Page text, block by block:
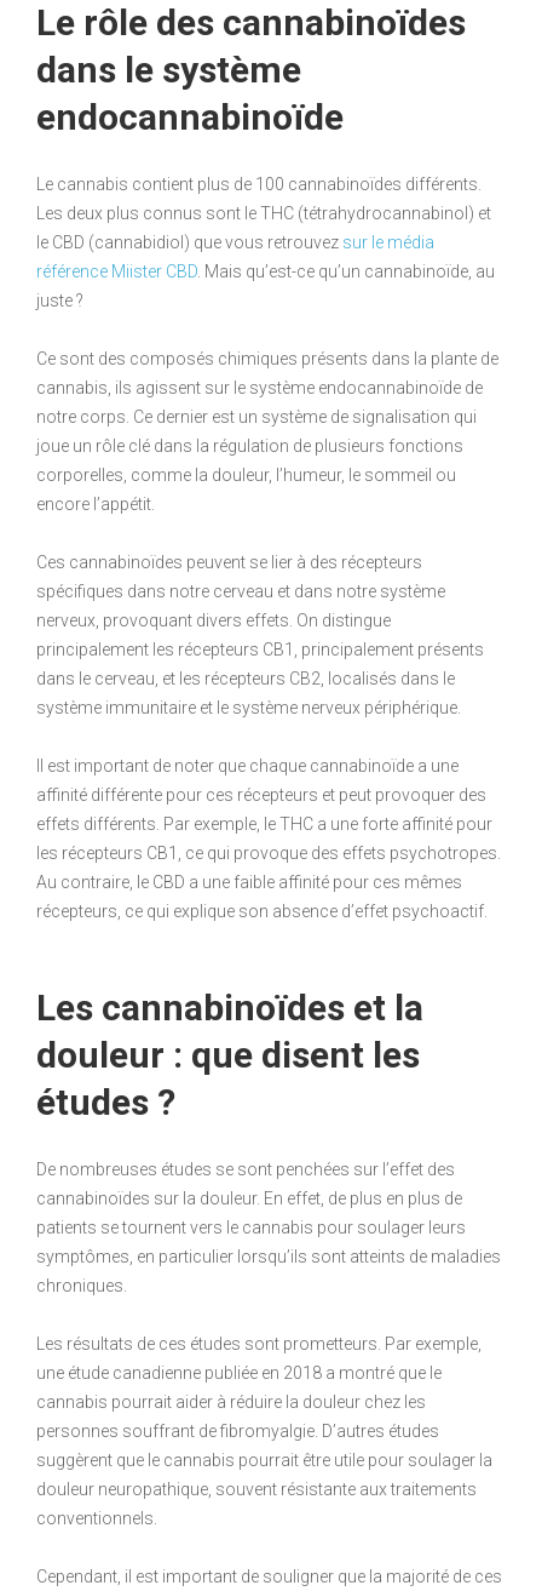
Le rôle des cannabinoïdes
dans le système
endocannabinoïde
Le cannabis contient plus de 100 cannabinoïdes différents.
Les deux plus connus sont le THC (tétrahydrocannabinol) et
le CBD (cannabidiol) que vous retrouvez sur le média
référence Miister CBD. Mais qu’est-ce qu’un cannabinoïde, au
juste ?
Ce sont des composés chimiques présents dans la plante de
cannabis, ils agissent sur le système endocannabinoïde de
notre corps. Ce dernier est un système de signalisation qui
joue un rôle clé dans la régulation de plusieurs fonctions
corporelles, comme la douleur, l’humeur, le sommeil ou
encore l’appétit.
Ces cannabinoïdes peuvent se lier à des récepteurs
spécifiques dans notre cerveau et dans notre système
nerveux, provoquant divers effets. On distingue
principalement les récepteurs CB1, principalement présents
dans le cerveau, et les récepteurs CB2, localisés dans le
système immunitaire et le système nerveux périphérique.
Il est important de noter que chaque cannabinoïde a une
affinité différente pour ces récepteurs et peut provoquer des
effets différents. Par exemple, le THC a une forte affinité pour
les récepteurs CB1, ce qui provoque des effets psychotropes.
Au contraire, le CBD a une faible affinité pour ces mêmes
récepteurs, ce qui explique son absence d’effet psychoactif.
Les cannabinoïdes et la
douleur : que disent les
études ?
De nombreuses études se sont penchées sur l’effet des
cannabinoïdes sur la douleur. En effet, de plus en plus de
patients se tournent vers le cannabis pour soulager leurs
symptômes, en particulier lorsqu’ils sont atteints de maladies
chroniques.
Les résultats de ces études sont prometteurs. Par exemple,
une étude canadienne publiée en 2018 a montré que le
cannabis pourrait aider à réduire la douleur chez les
personnes souffrant de fibromyalgie. D’autres études
suggèrent que le cannabis pourrait être utile pour soulager la
douleur neuropathique, souvent résistante aux traitements
conventionnels.
Cependant, il est important de souligner que la majorité de ces